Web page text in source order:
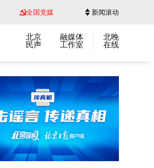
全国党媒 新闻滚动
北京
民声
融媒体
工作室
北晚
在线